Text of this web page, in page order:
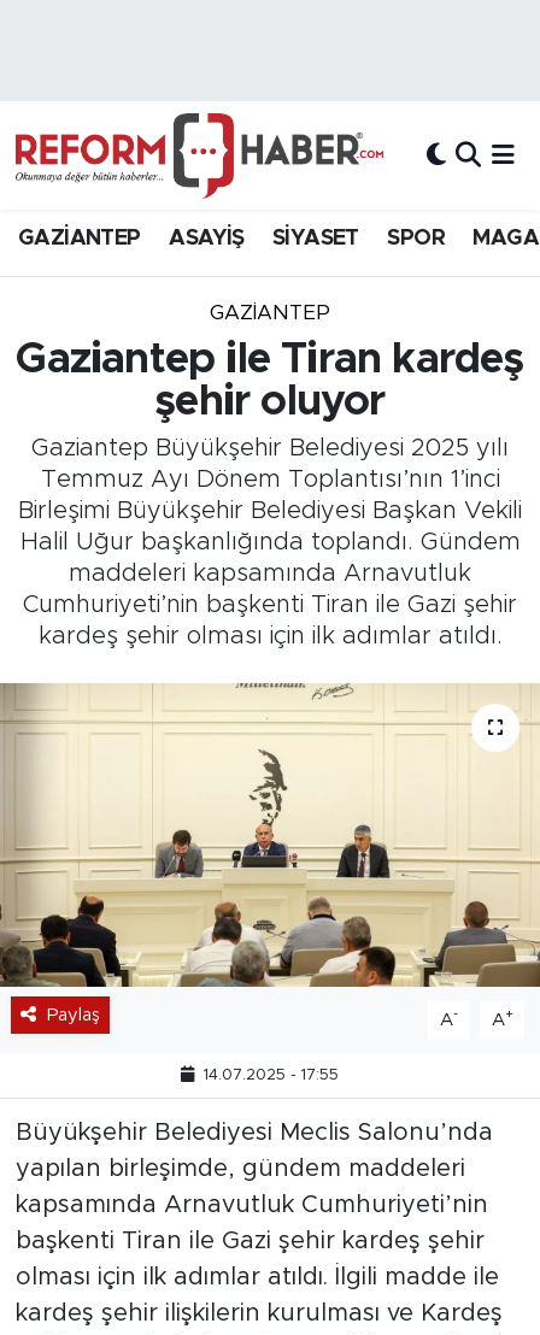
GAZİANTEP ASAYİŞ SİYASET SPOR
GAZIANTEP
Gaziantep ile Tiran kardeş
şehir oluyor
Gaziantep Büyükşehir Belediyesi 2025 yılı
Temmuz Ayı Dönem Toplantısı’nın 1’inci
Birleşimi Büyükşehir Belediyesi Başkan Vekili
Halil Uğur başkanlığında toplandı. Gündem
maddeleri kapsamında Arnavutluk
Cumhuriyeti’nin başkenti Tiran ile Gazi şehir
kardeş şehir olması için ilk adımlar atıldı.
Paylaş A- A+
14.07.2025 - 17:55
Büyükşehir Belediyesi Meclis Salonu’nda
yapılan birleşimde, gündem maddeleri
kapsamında Arnavutluk Cumhuriyeti’nin
başkenti Tiran ile Gazi şehir kardeş şehir
olması için ilk adımlar atıldı. İlgili madde ile
kardeş şehir ilişkilerin kurulması ve Kardeş
Hava Durumu
Süper Lig Puan Durumu ve Fikstür
Tüm Manşetler
Son Dakika Haberleri
Haber Arşivi